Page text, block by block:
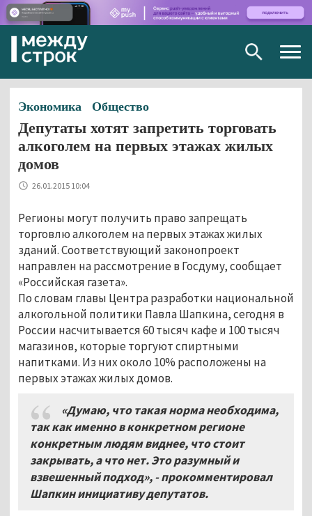
Экономика Общество
Депутаты хотят запретить торговать
алкоголем на первых этажах жилых
домов
26.01.2015 10:04
Регионы могут получить право запрещать
торговлю алкоголем на первых этажах жилых
зданий. Соответствующий законопроект
направлен на рассмотрение в Госдуму, сообщает
«Российская газета».
По словам главы Центра разработки национальной
алкогольной политики Павла Шапкина, сегодня в
России насчитывается 60 тысяч кафе и 100 тысяч
магазинов, которые торгуют спиртными
напитками. Из них около 10% расположены на
первых этажах жилых домов.
«Думаю, что такая норма необходима,
так как именно в конкретном регионе
конкретным людям виднее, что стоит
закрывать, а что нет. Это разумный и
взвешенный подход», - прокомментировал
Шапкин инициативу депутатов.